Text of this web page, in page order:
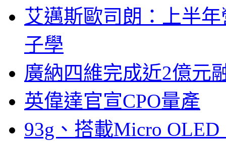
艾邁斯歐司朗：上半
子學
廣納四維完成近2億元
英偉達官宣CPO量產
93g、搭載Micro